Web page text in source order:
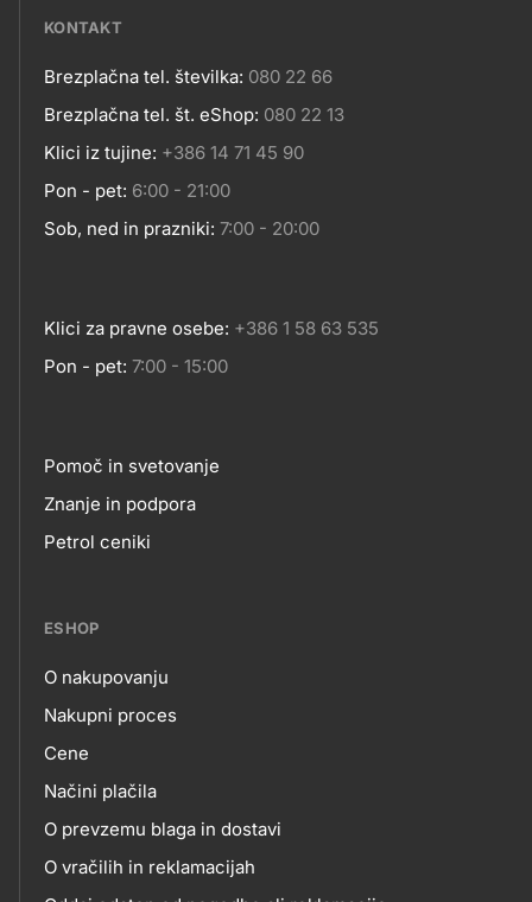
KONTAKT
Kontakt
Brezplačna tel. številka: 080 22 66
Brezplačna tel. št. eShop: 080 22 13
Klici iz tujine: +386 14 71 45 90
Pon - pet: 6:00 - 21:00
Sob, ned in prazniki: 7:00 - 20:00
Klici za pravne osebe: +386 1 58 63 535
Pon - pet: 7:00 - 15:00
Footer
links
Pomoč in svetovanje
Znanje in podpora
Petrol ceniki
ESHOP
eshop
O nakupovanju
Nakupni proces
Cene
Načini plačila
O prevzemu blaga in dostavi
O vračilih in reklamacijah